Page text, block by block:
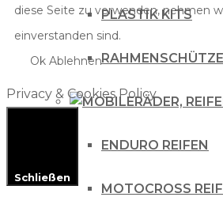
PLASTIK KITS
RÄDER,
ENDURO REIFEN
MOTOCROSS
diese Seite zu verwenden, nehmen
einverstanden sind.
Ok Ablehnen
Privacy & Cookies Policy
Schließen